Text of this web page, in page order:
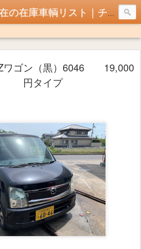
中古車リース現在の在庫車輌リスト｜チョイ乗り！京都市
ゴン（黒）6046 19,000
円タイプ